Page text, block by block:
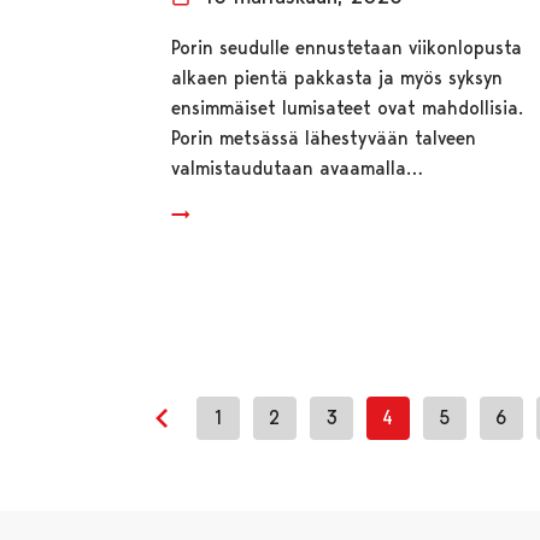
Porin seudulle ennustetaan viikonlopusta
alkaen pientä pakkasta ja myös syksyn
ensimmäiset lumisateet ovat mahdollisia.
Porin metsässä lähestyvään talveen
valmistaudutaan avaamalla…
Edellinen sivu
1 2 3 4 5 6